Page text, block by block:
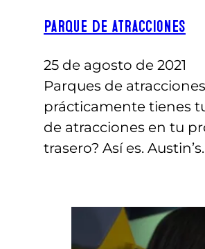
Parque de atracciones
25 de agosto de 2021
Parques de
prácticamente tienes
de atracciones en tu
trasero? Así es.